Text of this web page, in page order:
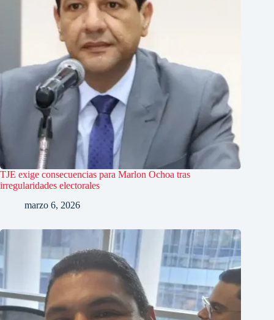
TJE exige consecuencias para Marlon Ochoa tras
irregularidades electorales
marzo 6, 2026